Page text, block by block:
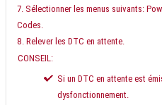
Sélectionner les menus suivants:
Codes.
Relever les DTC en attente.
CONSEIL:
Si un DTC en attente est
dysfonctionnement.